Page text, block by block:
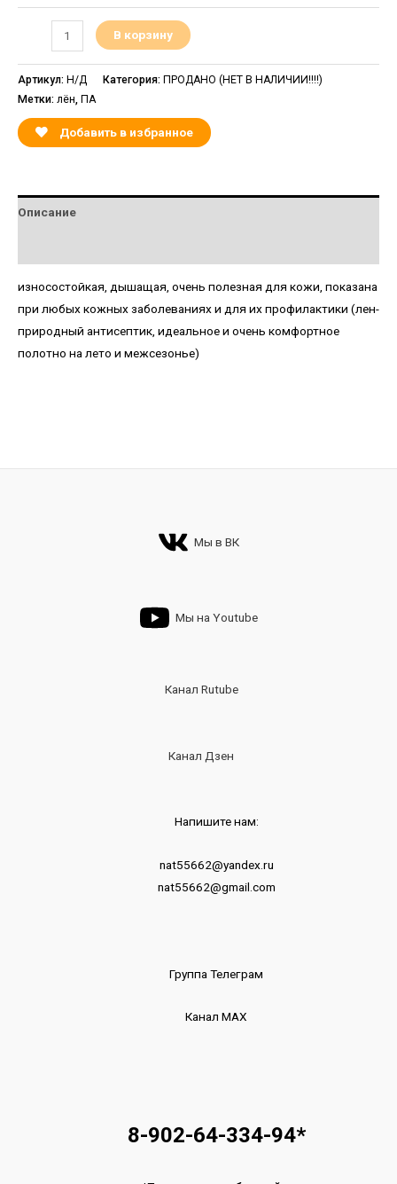
В корзину
Артикул: Н/Д Категория: ПРОДАНО (НЕТ В НАЛИЧИИ!!!!)
Метки: лён ПА
Добавить в избранное
Описание
износостойкая, дышащая, очень полезная для кожи, показана
при любых кожных заболеваниях и для их профилактики (лен-
природный антисептик, идеальное и очень комфортное
полотно на лето и межсезонье)
Мы в ВК
Мы на Youtube
Канал Rutube
Канал Дзен
Напишите нам:
nat55662@yandex.ru
nat55662@gmail.com
Группа Телеграм
Канал МАХ
8-902-64-334-94*